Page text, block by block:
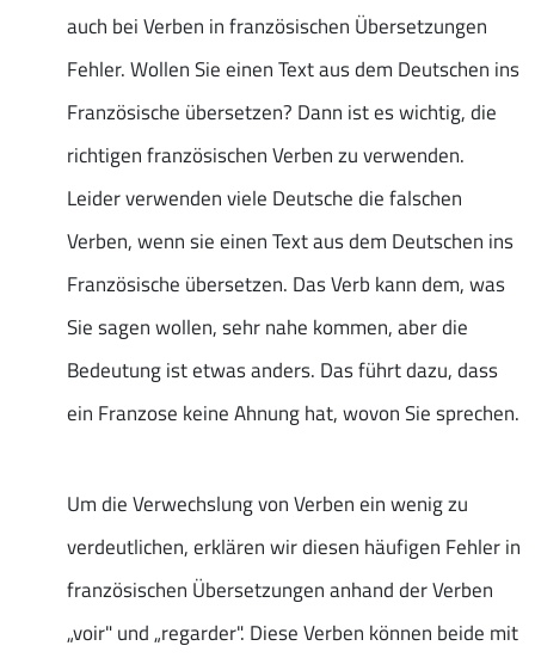
auch bei Verben in französischen Übersetzungen
Fehler. Wollen Sie einen Text aus dem Deutschen ins
Französische übersetzen? Dann ist es wichtig, die
richtigen französischen Verben zu verwenden.
Leider verwenden viele Deutsche die falschen
Verben, wenn sie einen Text aus dem Deutschen ins
Französische übersetzen. Das Verb kann dem, was
Sie sagen wollen, sehr nahe kommen, aber die
Bedeutung ist etwas anders. Das führt dazu, dass
ein Franzose keine Ahnung hat, wovon Sie sprechen.
Um die Verwechslung von Verben ein wenig zu
verdeutlichen, erklären wir diesen häufigen Fehler in
französischen Übersetzungen anhand der Verben
„voir" und „regarder". Diese Verben können beide mit